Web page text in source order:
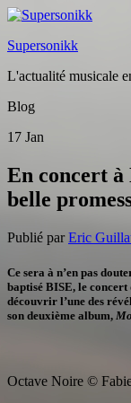
Supersonikk
L'actualité musicale
Blog
17 Jan
En concert à
belle
Publié parEric
Ce sera à n’en pas
baptisé BISE, le
découvrir l’une des
son deuxième album,
Octave Noire ©